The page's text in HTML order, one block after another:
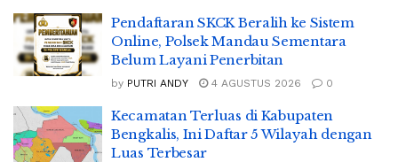
Pendaftaran SKCK Beralih ke Sistem
Online, Polsek Mandau Sementara
Belum Layani Penerbitan
by PUTRI ANDY 4 AGUSTUS 2026 0
Kecamatan Terluas di Kabupaten
Bengkalis, Ini Daftar 5 Wilayah dengan
Luas Terbesar